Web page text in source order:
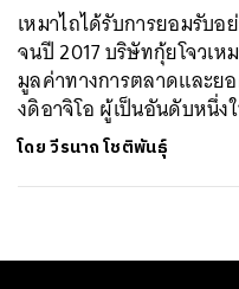
เหมาไถได้รับการยอมรับอ
จนปี 2017 บริษัทกุ้ยโจวเ
มูลค่าทางการตลาดและย
งดิอาจิโอ ผู้เป็นอันดับหนึ่
โดยวีรนาถ โชติพันธุ์